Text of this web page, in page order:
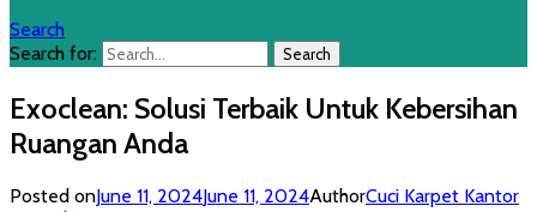
Search
Search for:
Exoclean: Solusi Terbaik Untuk Kebersihan
Ruangan Anda
Posted onJune 11, 2024June 11, 2024AuthorCuci Karpet Kantor